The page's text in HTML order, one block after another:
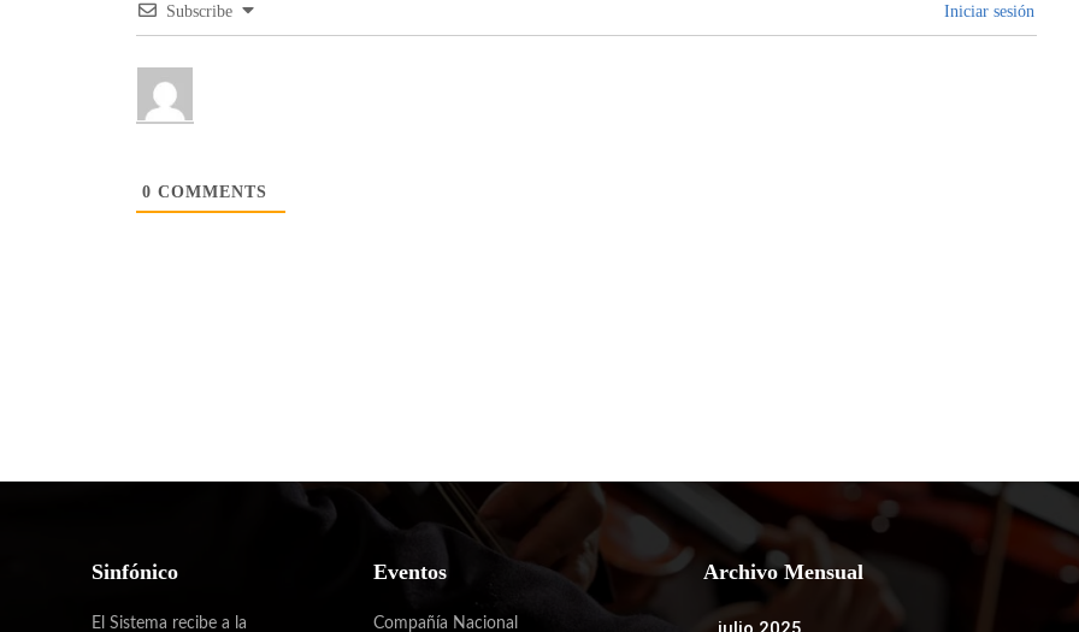
Subscribe Iniciar sesión
0 COMMENTS
Sinfónico
El Sistema recibe a la
Eventos
Compañía Nacional
Archivo Mensual